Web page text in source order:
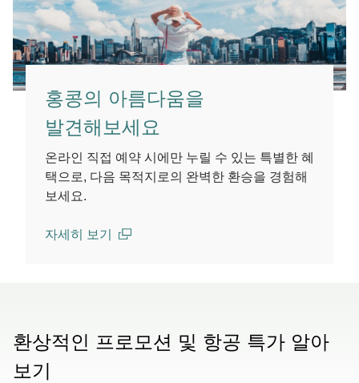
홍콩의 아름다움을
발견해보세요
온라인 직접 예약 시에만 누릴 수 있는 특별한 혜
택으로, 다음 목적지로의 완벽한 환승을 경험해
보세요.
자세히 보기
환상적인 프로모션 및 항공 특가 알아
보기